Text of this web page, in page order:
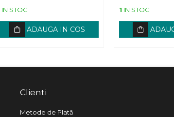
IN STOC
ADAUGA IN COS
1 IN STOC
Clienti
Metode de Plată